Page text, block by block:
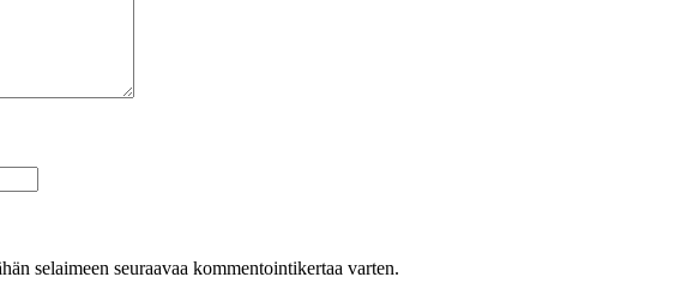
selaimeen seuraavaa kommentointikertaa varten.